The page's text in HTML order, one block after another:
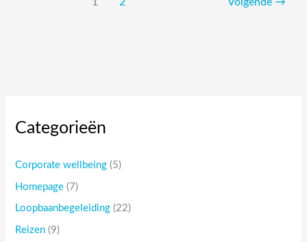
Categorieën
Corporate wellbeing (5)
Homepage (7)
Loopbaanbegeleiding (22)
Reizen (9)